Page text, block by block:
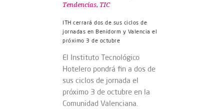
Tendencias, TIC
ITH cerrará dos de sus ciclos de
jornadas en Benidorm y Valencia el
próximo 3 de octubre
El Instituto Tecnológico
Hotelero pondrá fin a dos de
sus ciclos de jornada el
próximo 3 de octubre en la
Comunidad Valenciana.